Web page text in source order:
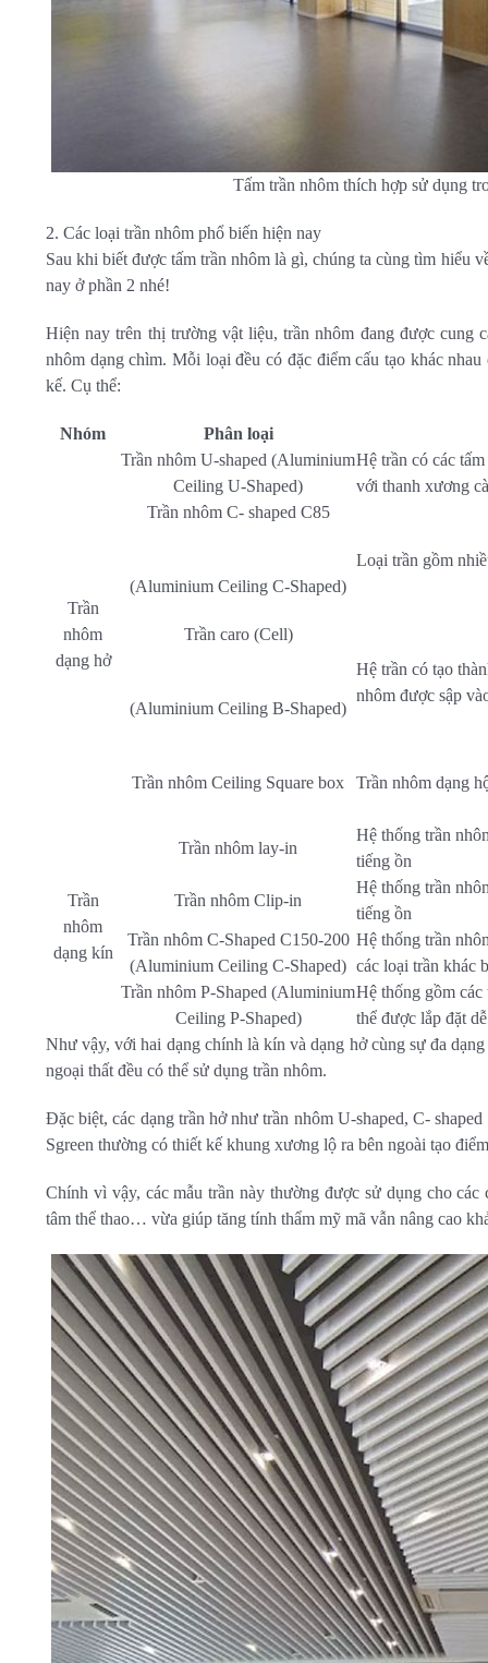
Tấm trần nhôm thích hợp sử dụng
2. Các loại trần nhôm phổ biến hiện nay
Sau khi biết được tấm trần nhôm là gì, chúng ta cùng tìm hiểu
nay ở phần 2 nhé!
Hiện nay trên thị trường vật liệu, trần nhôm đang được cung
nhôm dạng chìm. Mỗi loại đều có đặc điểm cấu tạo khác
kế. Cụ thể:
Nhóm Phân loại
Trần
nhôm
dạng hở
Trần nhôm U-shaped (Aluminium
Ceiling U-Shaped)
Hệ trần có các
với thanh xương
Trần nhôm C- shaped C85
(Aluminium Ceiling C-Shaped)
Loại trần gồm
Trần caro (Cell)
(Aluminium Ceiling B-Shaped)
Hệ trần có tạo
nhôm được sập
Trần nhôm Ceiling Square box Trần nhôm dạng
Trần
nhôm
dạng kín
Trần nhôm lay-in
Hệ thống trần
tiếng ồn
Trần nhôm Clip-in
Hệ thống trần
tiếng ồn
Trần nhôm C-Shaped C150-200
(Aluminium Ceiling C-Shaped)
Hệ thống trần
các loại trần khác
Trần nhôm P-Shaped (Aluminium
Ceiling P-Shaped)
Hệ thống gồm
thể được lắp đặt
Như vậy, với hai dạng chính là kín và dạng hở cùng sự đa
ngoại thất đều có thể sử dụng trần nhôm.
Đặc biệt, các dạng trần hở như trần nhôm U-shaped, C-
Sgreen thường có thiết kế khung xương lộ ra bên ngoài tạo
Chính vì vậy, các mẫu trần này thường được sử dụng cho
tâm thể thao… vừa giúp tăng tính thẩm mỹ mã vẫn nâng cao